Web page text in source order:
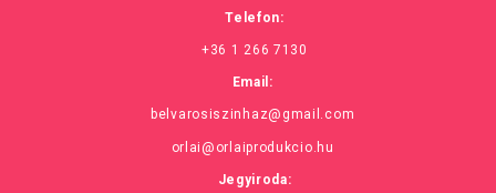
Telefon:
+36 1 266 7130
Email:
belvarosiszinhaz@gmail.com
orlai@orlaiprodukcio.hu
Jegyiroda: